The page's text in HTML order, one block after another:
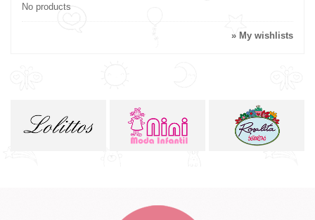
No products
» My wishlists